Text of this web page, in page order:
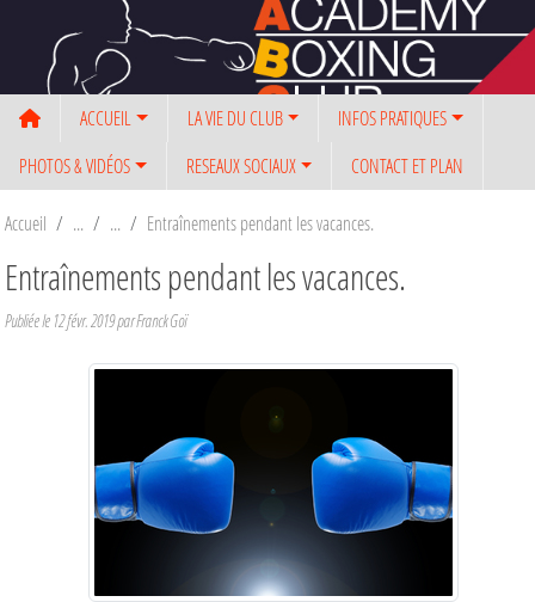
ACCUEIL LA VIE DU CLUB
INFOS PRATIQUES
PHOTOS & VIDÉOS
RESEAUX SOCIAUX CONTACT ET PLAN
Accueil Entraînements pendant les vacances.
Entraînements pendant les vacances.
Publiée le 12 févr. 2019par Franck Goï
Panneau de gestion des cookies